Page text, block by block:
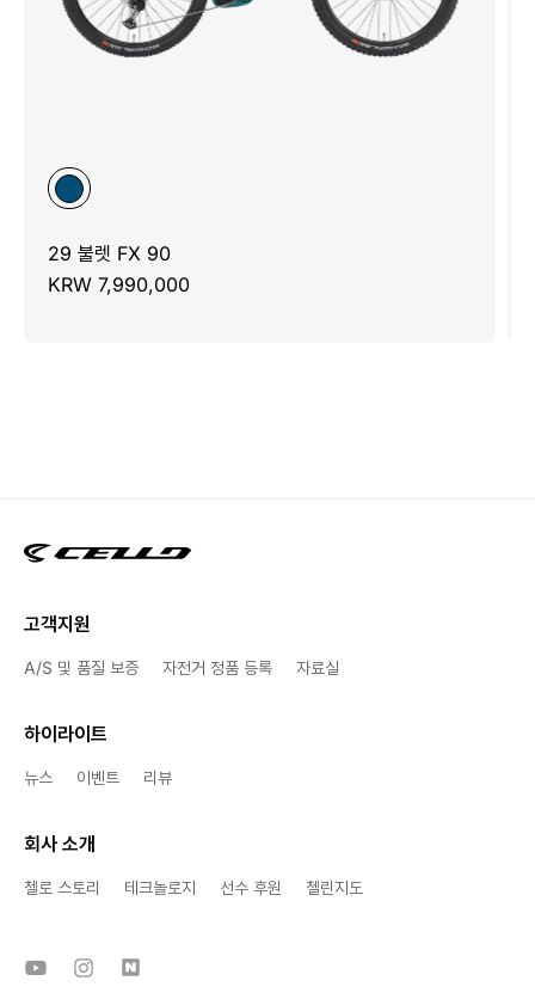
29 불렛 FX 90
KRW 7,990,000
고객지원
A/S 및 품질 보증 자전거 정품 등록 자료실
하이라이트
뉴스 이벤트 리뷰
회사 소개
첼로 스토리 테크놀로지 선수 후원 첼린지도